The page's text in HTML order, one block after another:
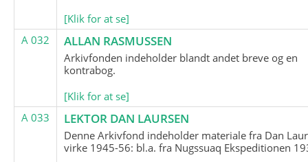
[Klik for at se]
A 032
ALLAN RASMUSSEN
Arkivfonden indeholder blandt andet breve og en
kontrabog.
[Klik for at se]
A 033
LEKTOR DAN LAURSEN
Denne Arkivfond indeholder materiale fra Dan
virke 1945-56: bl.a. fra Nugssuaq Ekspeditionen